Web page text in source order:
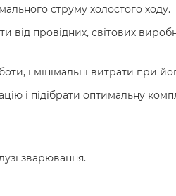
струму холостого ходу.
провідних, світових
і мінімальні витрати при
і підібрати оптимальну
зварювання.